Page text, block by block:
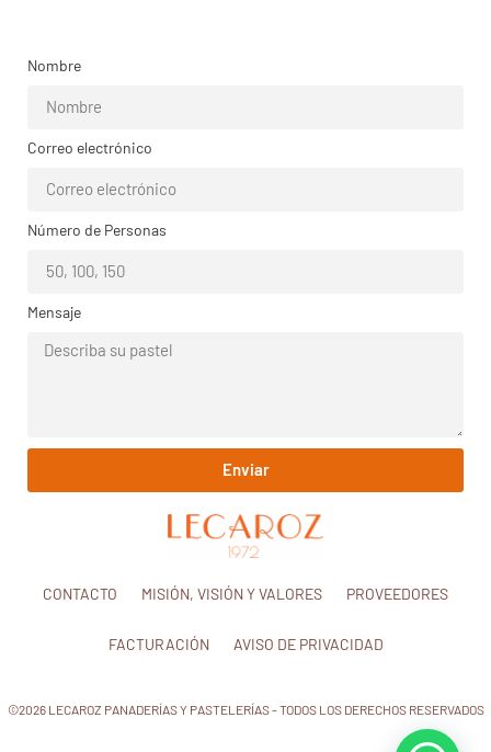
Nombre
Correo electrónico
Número de Personas
Mensaje
Enviar
CONTACTO MISIÓN, VISIÓN Y VALORES PROVEEDORES
FACTURACIÓN AVISO DE PRIVACIDAD
©2026 LECAROZ PANADERÍAS Y PASTELERÍAS - TODOS LOS DERECHOS RESERVADOS